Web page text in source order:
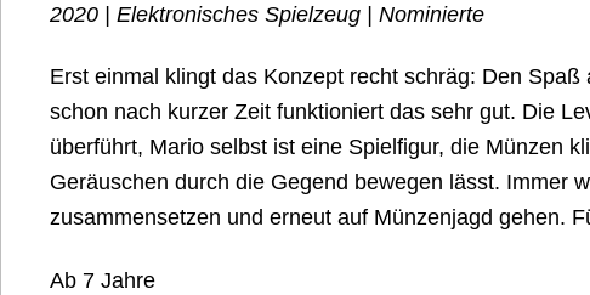
2020 | Elektronisches Spielzeug | Nominierte
Erst einmal klingt das Konzept recht schräg: Den Spaß
schon nach kurzer Zeit funktioniert das sehr gut. Die
überführt, Mario selbst ist eine Spielfigur, die Münzen
Geräuschen durch die Gegend bewegen lässt. Immer
zusammensetzen und erneut auf Münzenjagd gehen.
Ab 7 Jahre